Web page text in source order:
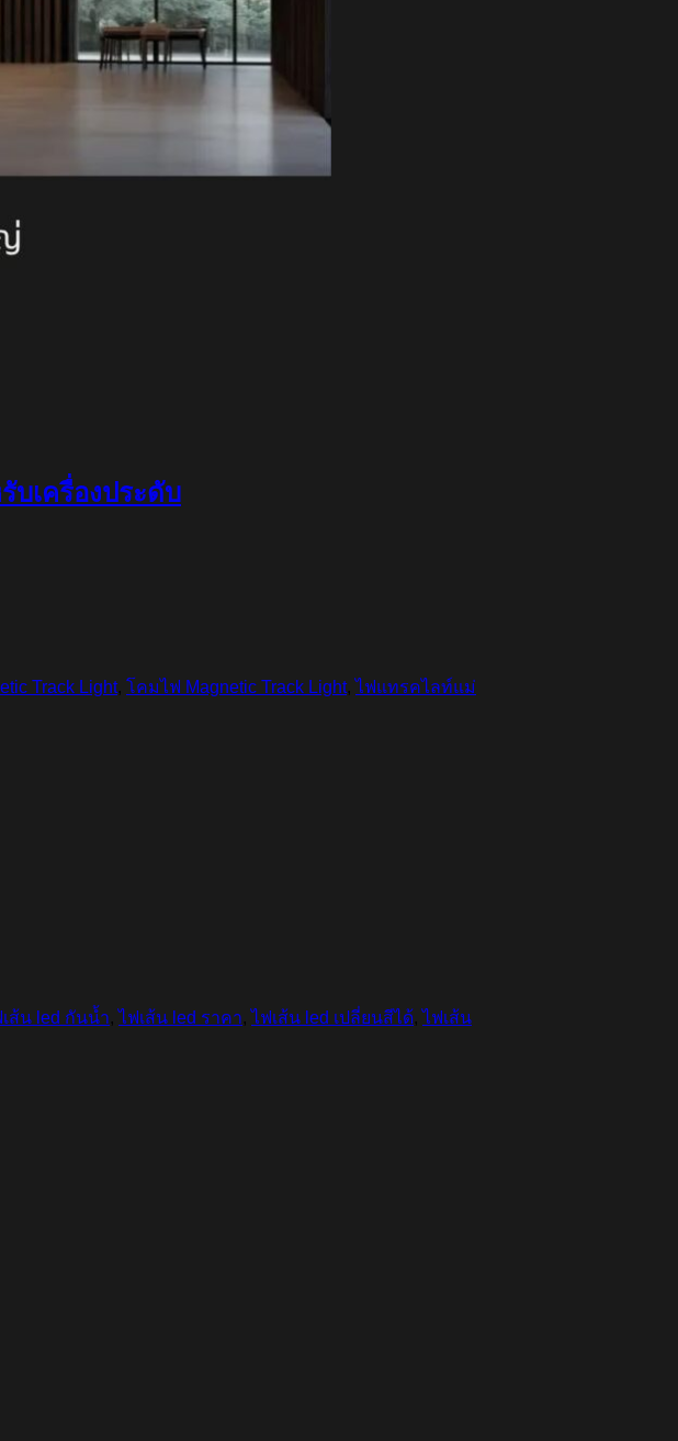
บเครื่องประดับ
Track Light, โคมไฟ Magnetic Track Light,ไฟแทรคไลท์แม่
ส้น led กันน้ำ,ไฟเส้น led ราคา,ไฟเส้น led เปลี่ยนสีได้,ไฟเส้น